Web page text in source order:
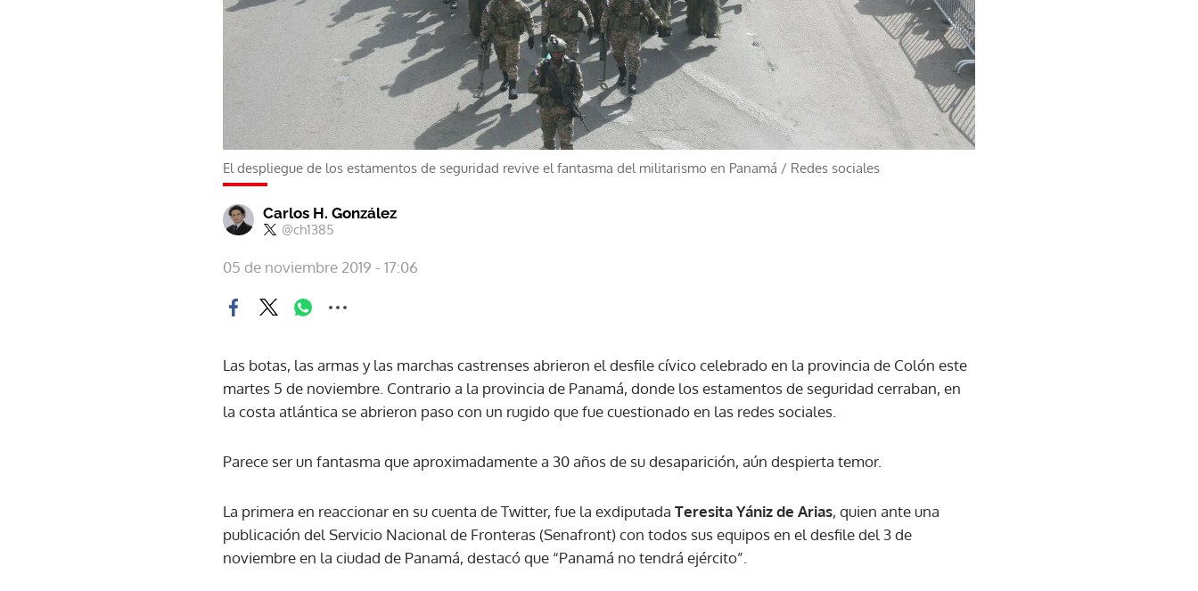
El despliegue de los estamentos de seguridad revive el fantasma del militarismo en Panamá / Redes sociales
Carlos H. González
@ch1385
05 de noviembre 2019 - 17:06
Las botas, las armas y las marchas castrenses abrieron el desfile cívico celebrado en la provincia de Colón este
martes 5 de noviembre. Contrario a la provincia de Panamá, donde los estamentos de seguridad cerraban, en
la costa atlántica se abrieron paso con un rugido que fue cuestionado en las redes sociales.
Parece ser un fantasma que aproximadamente a 30 años de su desaparición, aún despierta temor.
La primera en reaccionar en su cuenta de Twitter, fue la exdiputada Teresita Yániz de Arias, quien ante una
publicación del Servicio Nacional de Fronteras (Senafront) con todos sus equipos en el desfile del 3 de
noviembre en la ciudad de Panamá, destacó que “Panamá no tendrá ejército”.